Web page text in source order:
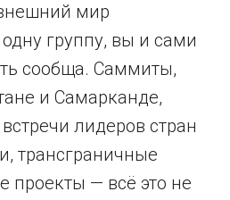
мир
группу, вы и сами
сообща. Саммиты,
и Самарканде,
лидеров стран
трансграничные
проекты — всё это не